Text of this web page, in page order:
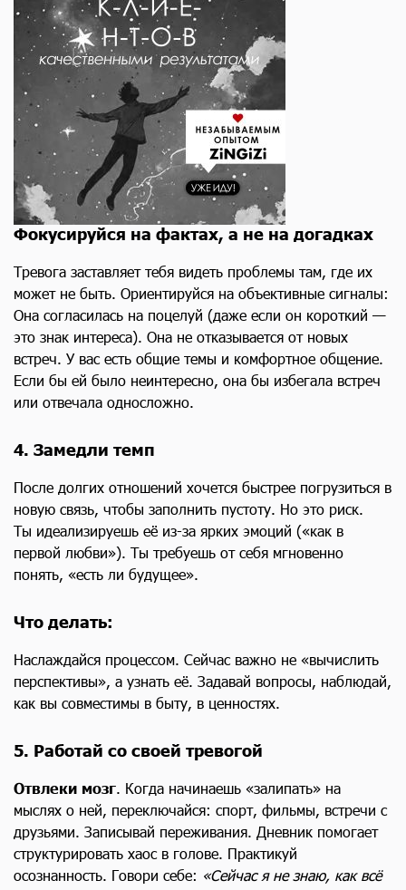
Фокусируйся на фактах, а не на догадках
Тревога заставляет тебя видеть проблемы там, где их
может не быть. Ориентируйся на объективные сигналы:
Она согласилась на поцелуй (даже если он короткий —
это знак интереса). Она не отказывается от новых
встреч. У вас есть общие темы и комфортное общение.
Если бы ей было неинтересно, она бы избегала встреч
или отвечала односложно.
4. Замедли темп
После долгих отношений хочется быстрее погрузиться в
новую связь, чтобы заполнить пустоту. Но это риск.
Ты идеализируешь её из-за ярких эмоций («как в
первой любви»). Ты требуешь от себя мгновенно
понять, «есть ли будущее».
Что делать:
Наслаждайся процессом. Сейчас важно не «вычислить
перспективы», а узнать её. Задавай вопросы, наблюдай,
как вы совместимы в быту, в ценностях.
5. Работай со своей тревогой
Отвлеки мозг . Когда начинаешь «залипать» на
мыслях о ней, переключайся: спорт, фильмы, встречи с
друзьями. Записывай переживания. Дневник помогает
структурировать хаос в голове. Практикуй
осознанность. Говори себе: «Сейчас я не знаю, как всё